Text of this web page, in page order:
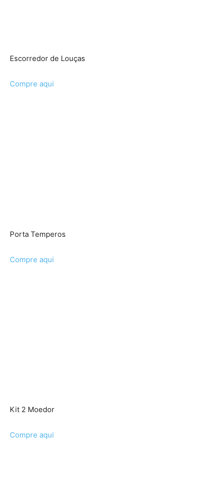
Escorredor de Louças
Compre aqui
Porta Temperos
Compre aqui
Kit 2 Moedor
Compre aqui